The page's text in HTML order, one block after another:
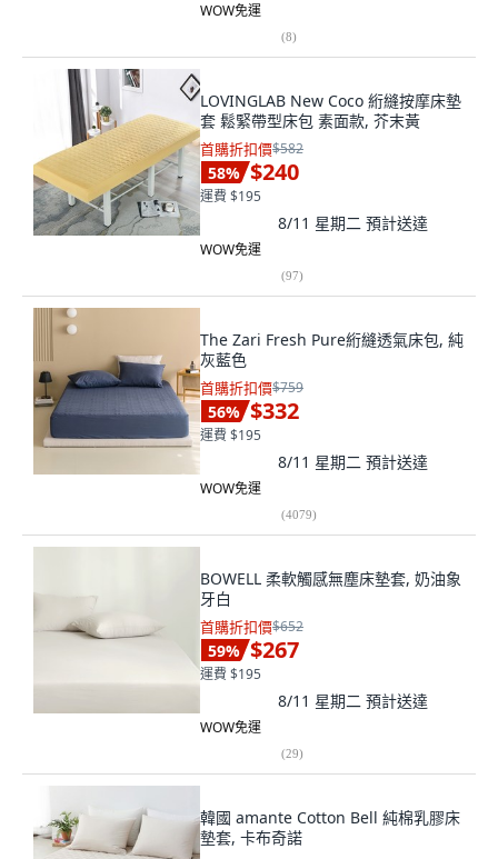
WOW免運
(8)
LOVINGLAB New Coco 絎縫按摩床墊
套 鬆緊帶型床包 素面款, 芥末黃
首購折扣價$582
58% $240
運費 $195
8/11 星期二 預計送達
WOW免運
(97)
The Zari Fresh Pure絎縫透氣床包, 純
灰藍色
首購折扣價$759
56% $332
運費 $195
8/11 星期二 預計送達
WOW免運
(4079)
BOWELL 柔軟觸感無塵床墊套, 奶油象
牙白
首購折扣價$652
59% $267
運費 $195
8/11 星期二 預計送達
WOW免運
(29)
韓國 amante Cotton Bell 純棉乳膠床
墊套, 卡布奇諾